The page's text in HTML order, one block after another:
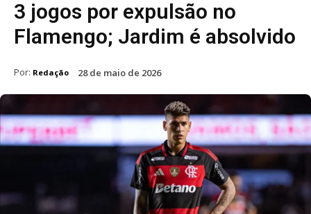
3 jogos por expulsão no
Flamengo; Jardim é absolvido
Por: Redação 28 de maio de 2026